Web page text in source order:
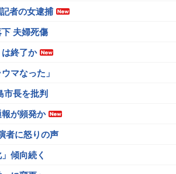
者の女逮捕
夫婦死傷
終了か
マなった」
市長を批判
報が頻発か
者に怒りの声
傾向続く